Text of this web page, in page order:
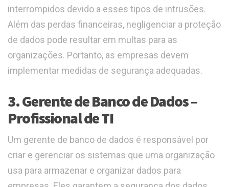
interrompidos devido a esses tipos de intrusões.
Além das perdas financeiras, negligenciar a proteção
de dados pode resultar em multas para as
organizações. Portanto, as empresas devem
implementar medidas de segurança adequadas.
3. Gerente de Banco de Dados –
Profissional de TI
Um gerente de banco de dados é responsável por
criar e gerenciar os sistemas que uma organização
usa para armazenar e organizar dados para